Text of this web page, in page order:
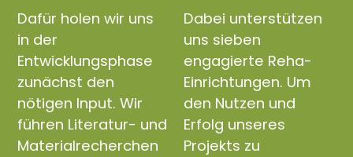
Dafür holen wir uns
in der
Entwicklungsphase
zunächst den
nötigen Input. Wir
führen Literatur- und
Materialrecherchen
Dabei unterstützen
uns sieben
engagierte Reha-
Einrichtungen. Um
den Nutzen und
Erfolg unseres
Projekts zu